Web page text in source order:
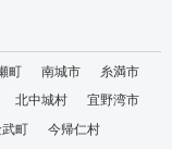
町 南城市
糸満市
北中城村
宜野湾市
町
今帰仁村